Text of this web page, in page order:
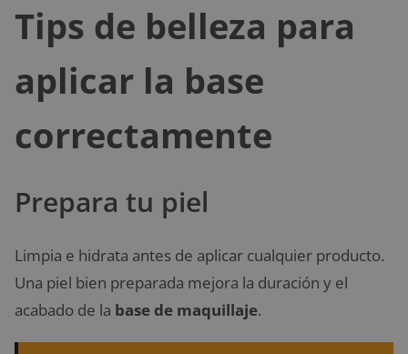
Tips de belleza para
aplicar la base
correctamente
Prepara tu piel
Limpia e hidrata antes de aplicar cualquier producto.
Una piel bien preparada mejora la duración y el
acabado de la base de maquillaje.